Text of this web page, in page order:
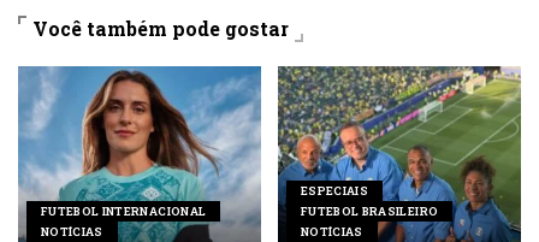
Você também pode gostar
FUTEBOL INTERNACIONAL
NOTÍCIAS
ESPECIAIS
FUTEBOL BRASILEIRO
NOTÍCIAS